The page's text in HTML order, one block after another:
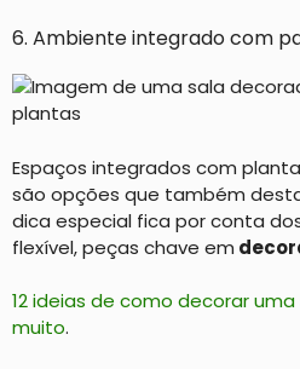
6. Ambiente integrado com
Espaços integrados com
são opções que também
dica especial fica por conta
flexível, peças chave em
12 ideias de como decorar
muito.